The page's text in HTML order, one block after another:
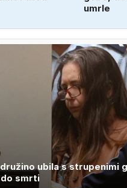
umrle
ubila s strupenimi
smrti